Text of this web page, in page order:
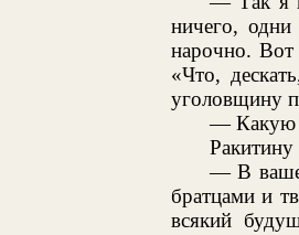
ничего,
нарочно. Вот
«Что,
уголовщину
— Какую
Ракитину
— В
братцами и
всякий